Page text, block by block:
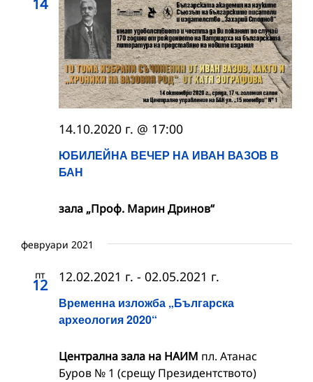
ЮБИЛЕЙНА ВЕЧЕР НА ИВАН ВАЗОВ В
БАН
14.10.2020 г. @ 17:00
зала „Проф. Марин Дринов“
февруари 2021
пт
12
Временна изложба „Българска
археология 2020“
12.02.2021 г. - 02.05.2021 г.
Централна зала на НАИМ пл. Атанас
Буров № 1 (срещу Президентството)